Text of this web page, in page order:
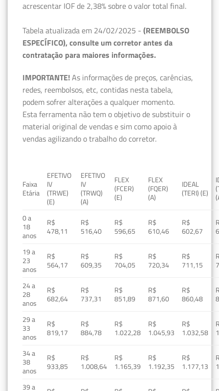
acrescentar IOF de 2,38% sobre o valor total final.
Tabela atualizada em 24/02/2025 - (REEMBOLSO
ESPECÍFICO), consulte um corretor antes da
contratação para maiores informações.
IMPORTANTE!As informações de preços, carências,
redes, reembolsos, etc, contidas nesta tabela,
podem sofrer alterações a qualquer momento.
Esta ferramenta não tem o objetivo de substituir o
material original de vendas e sim como apoio à
vendas agilizando o trabalho do corretor.
Faixa
Etária
EFETIVO
IV
(TRWE)
(E)
EFETIVO
IV
(TRWQ)
(A)
FLEX
(FCER)
(E)
FLEX
(FQER)
(A)
IDEAL
(TERI) (E)
0 a
18
anos
R$
478,11
R$
516,40
R$
596,65
R$
610,46
R$
602,67
19 a
23
anos
R$
564,17
R$
609,35
R$
704,05
R$
720,34
R$
711,15
24 a
28
anos
R$
682,64
R$
737,31
R$
851,89
R$
871,60
R$
860,48
29 a
33
anos
R$
819,17
R$
884,78
R$
1.022,28
R$
1.045,93
R$
1.032,58
34 a
38
anos
R$
933,85
R$
1.008,64
R$
1.165,39
R$
1.192,35
R$
1.177,13
39 a